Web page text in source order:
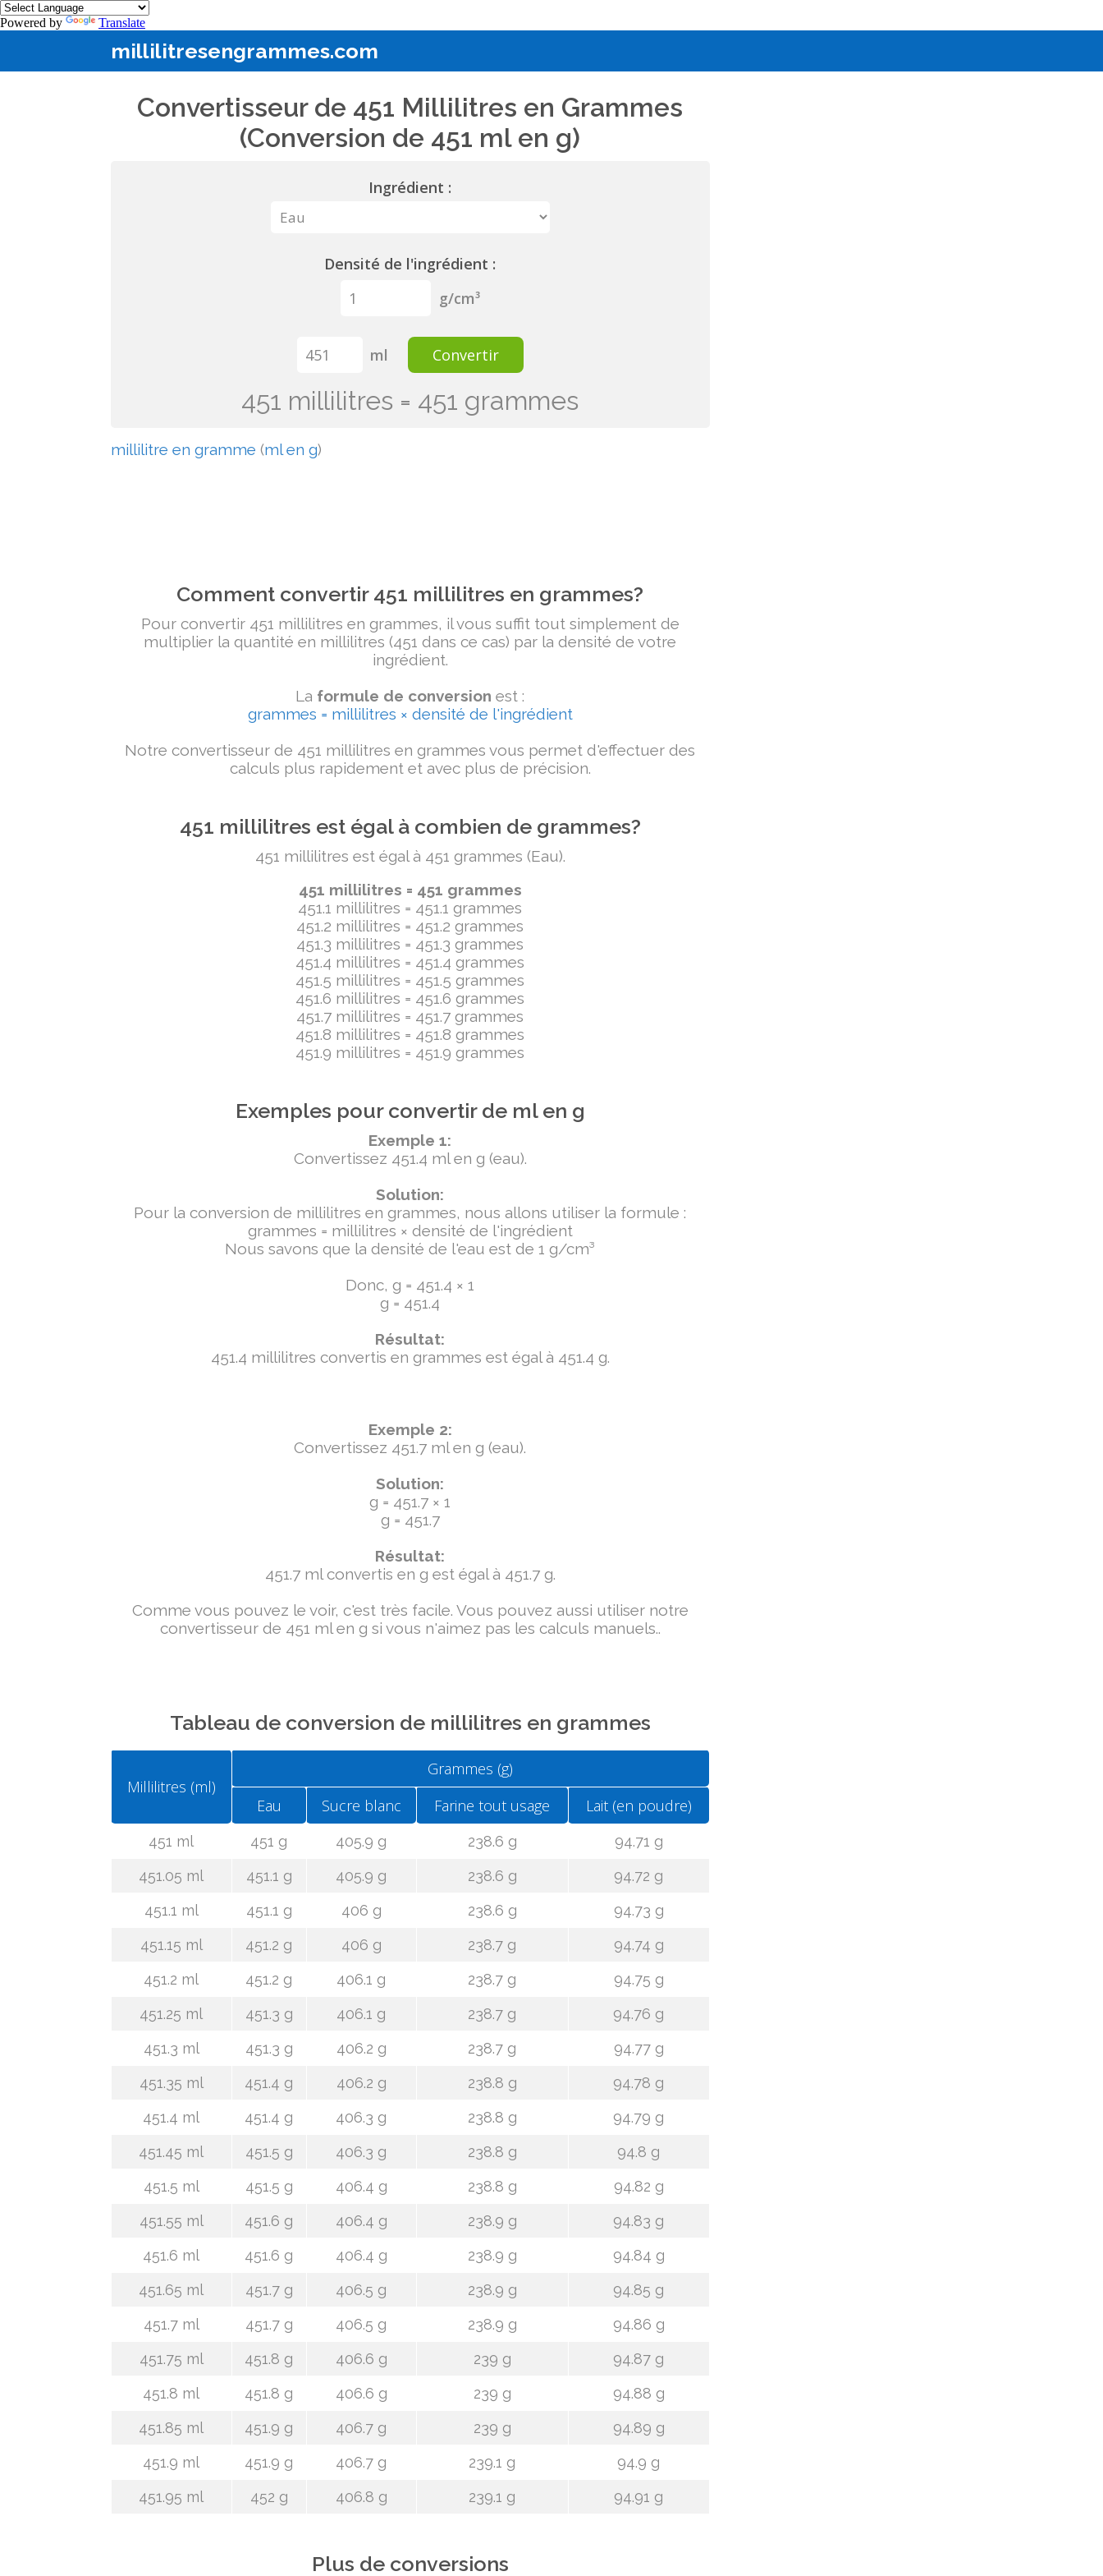
Powered by Translate
millilitresengrammes.com
Convertisseur de 451 Millilitres en Grammes
(Conversion de 451 ml en g)
Ingrédient :
Densité de l'ingrédient :
g/cm³
ml Convertir
451 millilitres = 451 grammes
millilitre en gramme (ml en g)
Comment convertir 451 millilitres en grammes?
Pour convertir 451 millilitres en grammes, il vous suffit tout simplement de
multiplier la quantité en millilitres (451 dans ce cas) par la densité de votre
ingrédient.
La formule de conversion est :
grammes = millilitres × densité de l'ingrédient
Notre convertisseur de 451 millilitres en grammes vous permet d'effectuer des
calculs plus rapidement et avec plus de précision.
451 millilitres est égal à combien de grammes?
451 millilitres est égal à 451 grammes (Eau).
451 millilitres = 451 grammes
451.1 millilitres = 451.1 grammes
451.2 millilitres = 451.2 grammes
451.3 millilitres = 451.3 grammes
451.4 millilitres = 451.4 grammes
451.5 millilitres = 451.5 grammes
451.6 millilitres = 451.6 grammes
451.7 millilitres = 451.7 grammes
451.8 millilitres = 451.8 grammes
451.9 millilitres = 451.9 grammes
Exemples pour convertir de ml en g
Exemple 1:
Convertissez 451.4 ml en g (eau).
Solution:
Pour la conversion de millilitres en grammes, nous allons utiliser la formule :
grammes = millilitres × densité de l'ingrédient
Nous savons que la densité de l'eau est de 1 g/cm³
Donc, g = 451.4 × 1
g = 451.4
Résultat:
451.4 millilitres convertis en grammes est égal à 451.4 g.
Exemple 2:
Convertissez 451.7 ml en g (eau).
Solution:
g = 451.7 × 1
g = 451.7
Résultat:
451.7 ml convertis en g est égal à 451.7 g.
Comme vous pouvez le voir, c'est très facile. Vous pouvez aussi utiliser notre
convertisseur de 451 ml en g si vous n'aimez pas les calculs manuels..
Tableau de conversion de millilitres en grammes
Millilitres (ml)
Grammes (g)
Eau
Sucre blanc Farine tout usage Lait (en poudre)
451 ml 451 g 405.9 g 238.6 g
94.71 g
451.05 ml
451.1 g 405.9 g 238.6 g
94.72 g
451.1 ml
451.1 g 406 g 238.6 g
94.73 g
451.15 ml
451.2 g 406 g 238.7 g
94.74 g
451.2 ml
451.2 g 406.1 g 238.7 g
94.75 g
451.25 ml
451.3 g 406.1 g 238.7 g
94.76 g
451.3 ml
451.3 g 406.2 g 238.7 g
94.77 g
451.35 ml
451.4 g 406.2 g 238.8 g
94.78 g
451.4 ml
451.4 g 406.3 g 238.8 g
94.79 g
451.45 ml
451.5 g 406.3 g 238.8 g
94.8 g
451.5 ml
451.5 g 406.4 g 238.8 g
94.82 g
451.55 ml
451.6 g 406.4 g 238.9 g
94.83 g
451.6 ml
451.6 g 406.4 g 238.9 g
94.84 g
451.65 ml
451.7 g 406.5 g 238.9 g
94.85 g
451.7 ml
451.7 g 406.5 g 238.9 g
94.86 g
451.75 ml
451.8 g 406.6 g 239 g
94.87 g
451.8 ml
451.8 g 406.6 g 239 g
94.88 g
451.85 ml
451.9 g 406.7 g 239 g
94.89 g
451.9 ml
451.9 g 406.7 g 239.1 g
94.9 g
451.95 ml
452 g 406.8 g 239.1 g 94.91 g
Plus de conversions